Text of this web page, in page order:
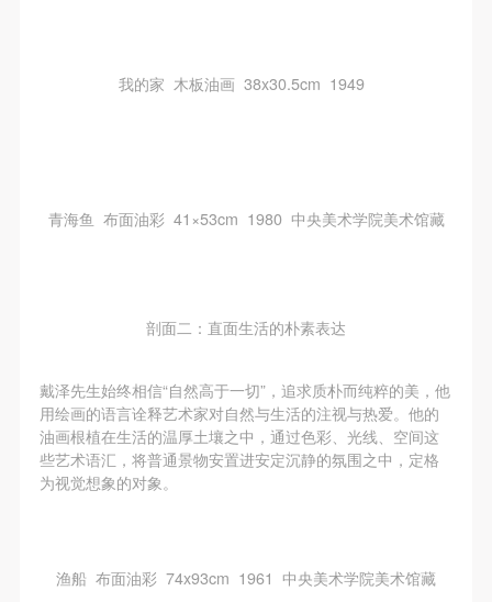
我的家 木板油画 38x30.5cm 1949
青海鱼 布面油彩 41×53cm 1980 中央美术学院美术馆藏
剖面二：直面生活的朴素表达
戴泽先生始终相信“自然高于一切”，追求质朴而纯粹的美，他
用绘画的语言诠释艺术家对自然与生活的注视与热爱。他的
油画根植在生活的温厚土壤之中，通过色彩、光线、空间这
些艺术语汇，将普通景物安置进安定沉静的氛围之中，定格
为视觉想象的对象。
渔船 布面油彩 74x93cm 1961 中央美术学院美术馆藏